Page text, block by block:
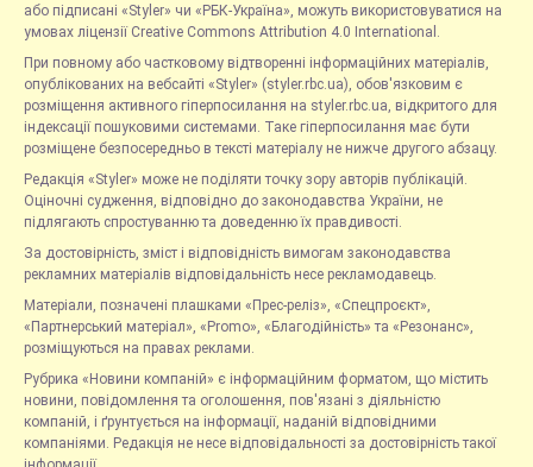
або підписані «Styler» чи «РБК-Україна», можуть використовуватися на
умовах ліцензії Creative Commons Attribution 4.0 International.
При повному або частковому відтворенні інформаційних матеріалів,
опублікованих на вебсайті «Styler» (styler.rbc.ua), обов'язковим є
розміщення активного гіперпосилання на styler.rbc.ua, відкритого для
індексації пошуковими системами. Таке гіперпосилання має бути
розміщене безпосередньо в тексті матеріалу не нижче другого абзацу.
Редакція «Styler» може не поділяти точку зору авторів публікацій.
Оціночні судження, відповідно до законодавства України, не
підлягають спростуванню та доведенню їх правдивості.
За достовірність, зміст і відповідність вимогам законодавства
рекламних матеріалів відповідальність несе рекламодавець.
Матеріали, позначені плашками «Прес-реліз», «Спецпроєкт»,
«Партнерський матеріал», «Promo», «Благодійність» та «Резонанс»,
розміщуються на правах реклами.
Рубрика «Новини компаній» є інформаційним форматом, що містить
новини, повідомлення та оголошення, пов'язані з діяльністю
компаній, і ґрунтується на інформації, наданій відповідними
компаніями. Редакція не несе відповідальності за достовірність такої